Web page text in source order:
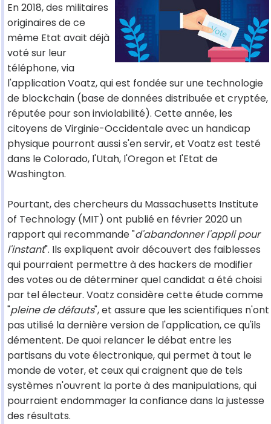
En 2018, des militaires
originaires de ce
même Etat avait déjà
voté sur leur
téléphone, via
l'application Voatz, qui est fondée sur une technologie
de blockchain (base de données distribuée et cryptée,
réputée pour son inviolabilité). Cette année, les
citoyens de Virginie-Occidentale avec un handicap
physique pourront aussi s'en servir, et Voatz est testé
dans le Colorado, l'Utah, l'Oregon et l'Etat de
Washington.
Pourtant, des chercheurs du Massachusetts Institute
of Technology (MIT) ont publié en février 2020 un
rapport qui recommande "d'abandonner l'appli pour
l'instant". Ils expliquent avoir découvert des faiblesses
qui pourraient permettre à des hackers de modifier
des votes ou de déterminer quel candidat a été choisi
par tel électeur. Voatz considère cette étude comme
"pleine de défauts", et assure que les scientifiques n'ont
pas utilisé la dernière version de l'application, ce qu'ils
démentent. De quoi relancer le débat entre les
partisans du vote électronique, qui permet à tout le
monde de voter, et ceux qui craignent que de tels
systèmes n'ouvrent la porte à des manipulations, qui
pourraient endommager la confiance dans la justesse
des résultats.